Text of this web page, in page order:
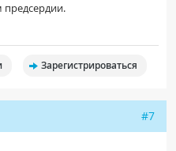
Зарегистрироваться
#7